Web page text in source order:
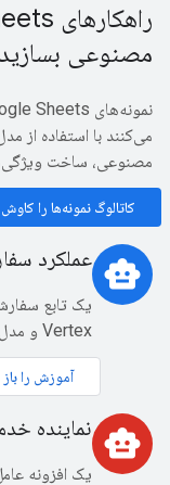
مصنوعی بسازید
می‌کنند با استفاده از
مصنوعی، ساخت
کاتالوگ نمونه‌ها را
smart_toy عملکرد
یک تابع
Vertex و مدل Gemini پشتیبانی می‌شود.
آموزش را باز
smart_toy نماینده